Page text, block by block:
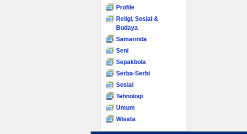
Profile
Religi, Sosial &
Budaya
Samarinda
Seni
Sepakbola
Serba-Serbi
Sosial
Tehnologi
Umum
Wisata